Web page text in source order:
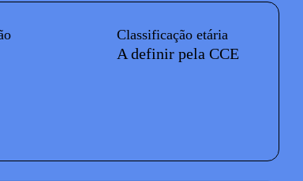
Classificação etária
A definir pela CCE